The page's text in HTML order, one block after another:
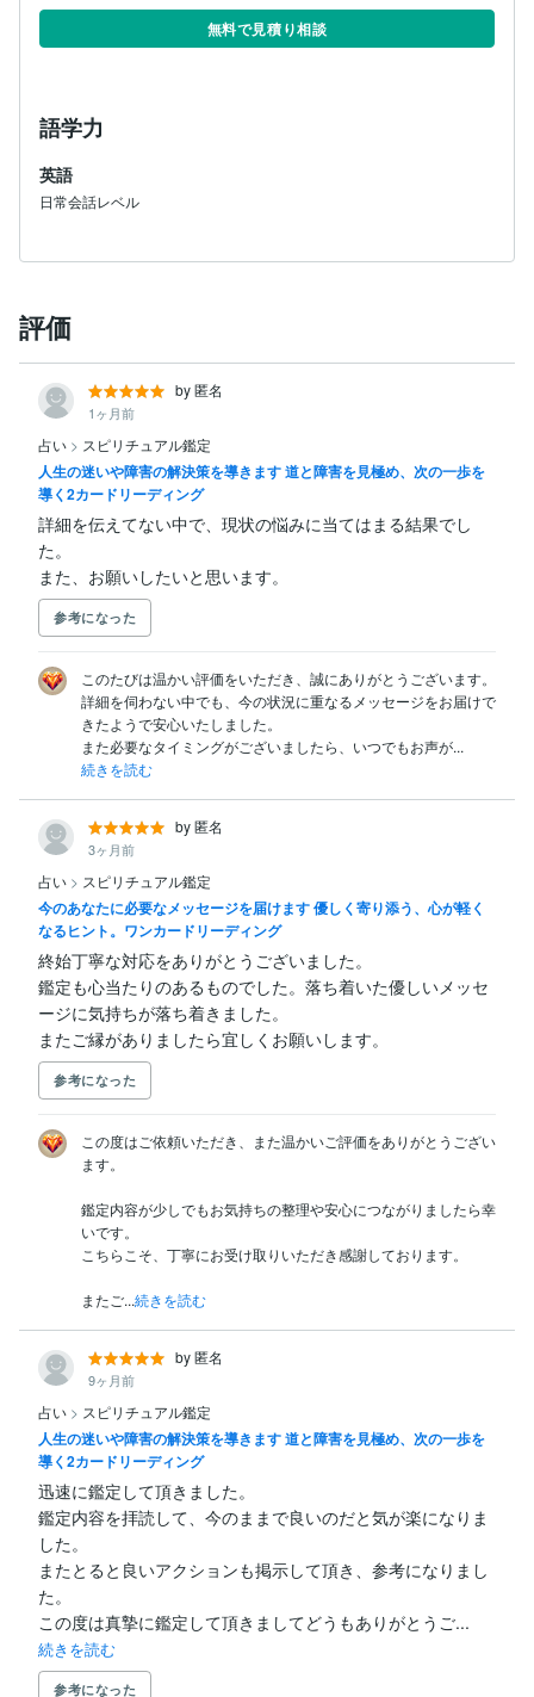
無料で見積り相談
語学力
英語
日常会話レベル
評価
by 匿名
1ヶ月前
占い > スピリチュアル鑑定
人生の迷いや障害の解決策を導きます 道と障害を見極め、次の一歩を
導く2カードリーディング
詳細を伝えてない中で、現状の悩みに当てはまる結果でし
た。
また、お願いしたいと思います。
参考になった
このたびは温かい評価をいただき、誠にありがとうございます。
詳細を伺わない中でも、今の状況に重なるメッセージをお届けで
きたようで安心いたしました。
また必要なタイミングがございましたら、いつでもお声が...
続きを読む
by 匿名
3ヶ月前
占い > スピリチュアル鑑定
今のあなたに必要なメッセージを届けます 優しく寄り添う、心が軽く
なるヒント。ワンカードリーディング
終始丁寧な対応をありがとうございました。
鑑定も心当たりのあるものでした。落ち着いた優しいメッセ
ージに気持ちが落ち着きました。
またご縁がありましたら宜しくお願いします。
参考になった
この度はご依頼いただき、また温かいご評価をありがとうござい
ます。
鑑定内容が少しでもお気持ちの整理や安心につながりましたら幸
いです。
こちらこそ、丁寧にお受け取りいただき感謝しております。
またご...続きを読む
by 匿名
9ヶ月前
占い > スピリチュアル鑑定
人生の迷いや障害の解決策を導きます 道と障害を見極め、次の一歩を
導く2カードリーディング
迅速に鑑定して頂きました。
鑑定内容を拝読して、今のままで良いのだと気が楽になりま
した。
またとると良いアクションも掲示して頂き、参考になりまし
た。
この度は真摯に鑑定して頂きましてどうもありがとうご...
続きを読む
参考になった